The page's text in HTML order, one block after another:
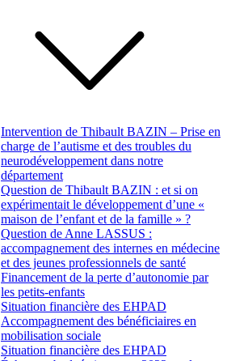
Intervention de Thibault BAZIN – Prise en
charge de l’autisme et des troubles du
neurodéveloppement dans notre
département
Question de Thibault BAZIN : et si on
expérimentait le développement d’une «
maison de l’enfant et de la famille » ?
Question de Anne LASSUS :
accompagnement des internes en médecine
et des jeunes professionnels de santé
Financement de la perte d’autonomie par
les petits-enfants
Situation financière des EHPAD
Accompagnement des bénéficiaires en
mobilisation sociale
Situation financière des EHPAD